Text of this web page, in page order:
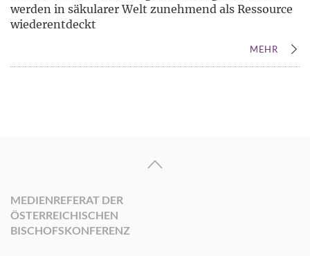
werden in säkularer Welt zunehmend als Ressource
wiederentdeckt
MEHR
MEDIENREFERAT DER
ÖSTERREICHISCHEN
BISCHOFSKONFERENZ